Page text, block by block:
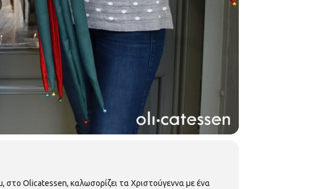
Olicatessen, καλωσορίζει τα Χριστούγεννα με ένα